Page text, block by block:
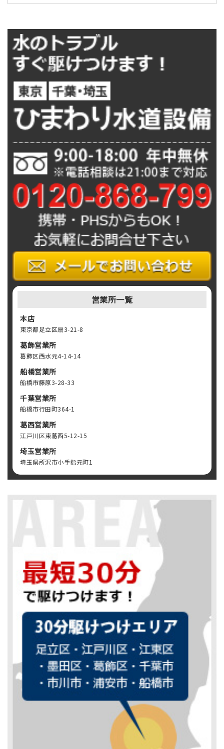
営業所一覧
本店
東京都足立区扇3-21-8
葛飾営業所
葛飾区西水元4-14-14
船橋営業所
船橋市藤原3-28-33
千葉営業所
船橋市行田町364-1
葛西営業所
江戸川区東葛西5-12-15
埼玉営業所
埼玉県所沢市小手指元町1